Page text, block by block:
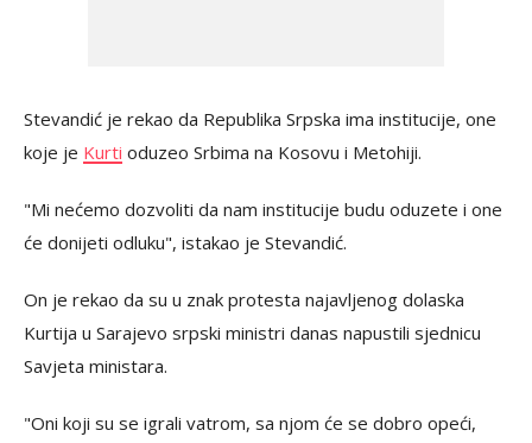
Stevandić je rekao da Republika Srpska ima institucije, one
koje je Kurti oduzeo Srbima na Kosovu i Metohiji.
"Mi nećemo dozvoliti da nam institucije budu oduzete i one
će donijeti odluku", istakao je Stevandić.
On je rekao da su u znak protesta najavljenog dolaska
Kurtija u Sarajevo srpski ministri danas napustili sjednicu
Savjeta ministara.
"Oni koji su se igrali vatrom, sa njom će se dobro opeći,